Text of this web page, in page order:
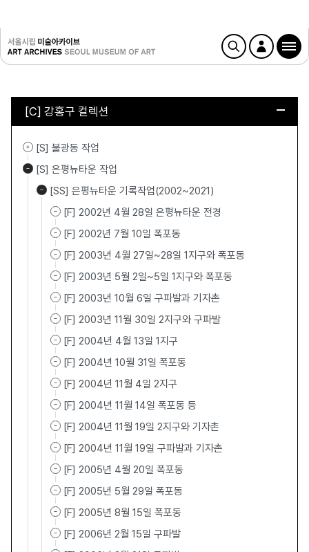
[C] 강홍구 컬렉션
[S] 불광동 작업
[S] 은평뉴타운 작업
[SS] 은평뉴타운 기록작업(2002~2021)
[F] 2002년 4월 28일 은평뉴타운 전경
[F] 2002년 7월 10일 폭포동
[F] 2003년 4월 27일~28일 1지구와 폭포동
[F] 2003년 5월 2일~5일 1지구와 폭포동
[F] 2003년 10월 6일 구파발과 기자촌
[F] 2003년 11월 30일 2지구와 구파발
[F] 2004년 4월 13일 1지구
[F] 2004년 10월 31일 폭포동
[F] 2004년 11월 4일 2지구
[F] 2004년 11월 14일 폭포동 등
[F] 2004년 11월 19일 2지구와 기자촌
[F] 2004년 11월 19일 구파발과 기자촌
[F] 2005년 4월 20일 폭포동
[F] 2005년 5월 29일 폭포동
[F] 2005년 8월 15일 폭포동
[F] 2006년 2월 15일 구파발